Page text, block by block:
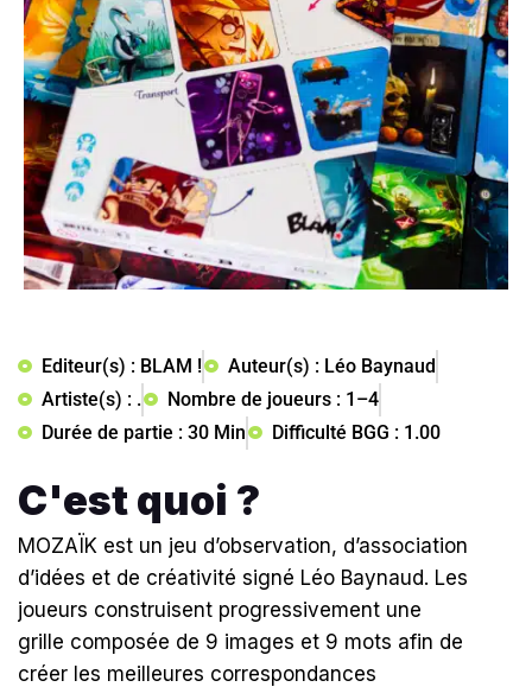
Editeur(s) : BLAM !
Auteur(s) : Léo Baynaud
Artiste(s) : .
Nombre de joueurs : 1–4
Durée de partie : 30 Min
Difficulté BGG : 1.00
C'est quoi ?
MOZAÏK est un jeu d’observation, d’association
d’idées et de créativité signé Léo Baynaud. Les
joueurs construisent progressivement une
grille composée de 9 images et 9 mots afin de
créer les meilleures correspondances